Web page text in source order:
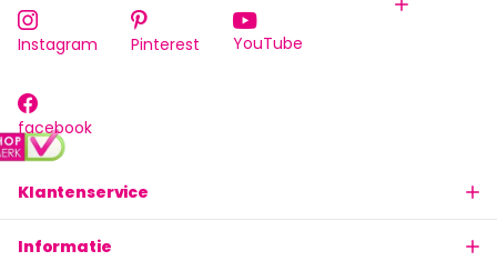
Klantenservice
Informatie
Instagram Pinterest YouTube
facebook